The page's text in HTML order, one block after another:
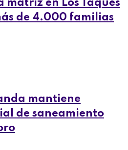
en Los Taques
de 4.000 familias
mantiene
de saneamiento